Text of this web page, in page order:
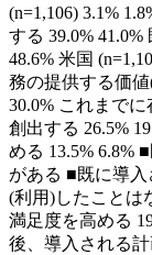
(n=1,106) 3.1%
する 39.0%
48.6% 米国
務の提供する価
30.0% これまで
創出する 26.5%
める 13.5% 6.8%
がある ■既に導
(利用)したことは
満足度を高める
後、導入される